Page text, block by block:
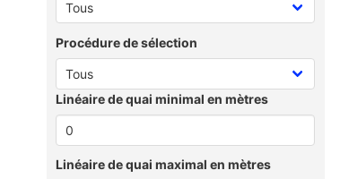
Procédure de sélection
Linéaire de quai minimal en mètres
Linéaire de quai maximal en mètres